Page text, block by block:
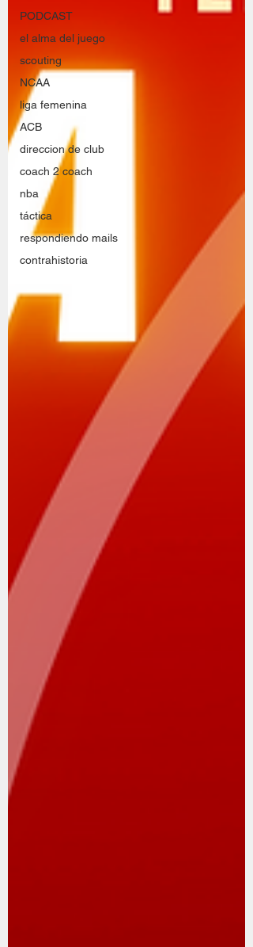
PODCAST
el alma del juego
scouting
NCAA
liga femenina
ACB
direccion de club
coach 2 coach
nba
táctica
respondiendo mails
contrahistoria